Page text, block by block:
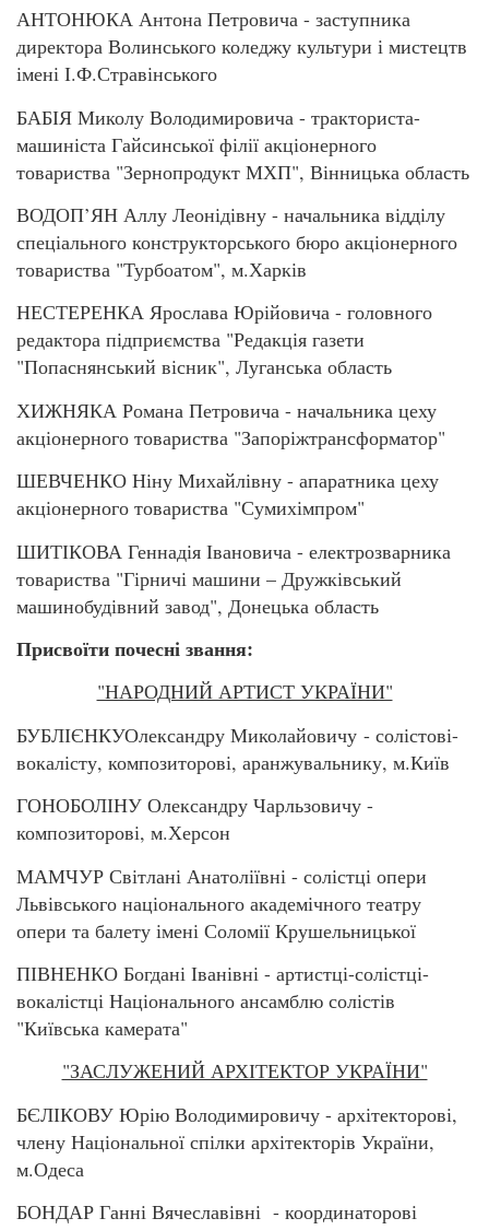
АНТОНЮКА Антона Петровича - заступника
директора Волинського коледжу культури і мистецтв
імені І.Ф.Стравінського
БАБІЯ Миколу Володимировича - тракториста-
машиніста Гайсинської філії акціонерного
товариства "Зернопродукт МХП", Вінницька область
ВОДОП’ЯН Аллу Леонідівну - начальника відділу
спеціального конструкторського бюро акціонерного
товариства "Турбоатом", м.Харків
НЕСТЕРЕНКА Ярослава Юрійовича - головного
редактора підприємства "Редакція газети
"Попаснянський вісник", Луганська область
ХИЖНЯКА Романа Петровича - начальника цеху
акціонерного товариства "Запоріжтрансформатор"
ШЕВЧЕНКО Ніну Михайлівну - апаратника цеху
акціонерного товариства "Сумихімпром"
ШИТІКОВА Геннадія Івановича - електрозварника
товариства "Гірничі машини – Дружківський
машинобудівний завод", Донецька область
Присвоїти почесні звання:
"НАРОДНИЙ АРТИСТ УКРАЇНИ"
БУБЛІЄНКУОлександру Миколайовичу - солістові-
вокалісту, композиторові, аранжувальнику, м.Київ
ГОНОБОЛІНУ Олександру Чарльзовичу -
композиторові, м.Херсон
МАМЧУР Світлані Анатоліївні - солістці опери
Львівського національного академічного театру
опери та балету імені Соломії Крушельницької
ПІВНЕНКО Богдані Іванівні - артистці-солістці-
вокалістці Національного ансамблю солістів
"Київська камерата"
"ЗАСЛУЖЕНИЙ АРХІТЕКТОР УКРАЇНИ"
БЄЛІКОВУ Юрію Володимировичу - архітекторові,
члену Національної спілки архітекторів України,
м.Одеса
БОНДАР Ганні Вячеславівні - координаторові